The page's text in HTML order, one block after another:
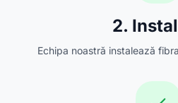
2.
Echipa noastră instalează